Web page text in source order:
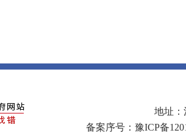
地址：
备案序号：豫ICP备